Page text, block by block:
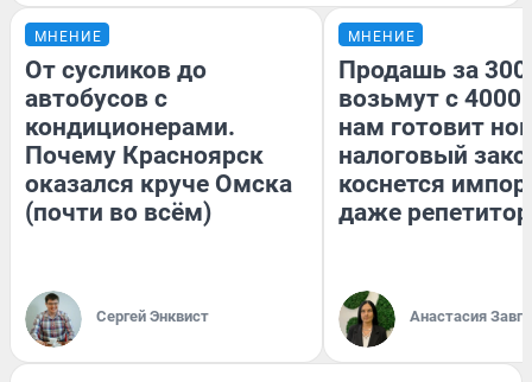
МНЕНИЕ
От сусликов до
автобусов с
кондиционерами.
Почему Красноярск
оказался круче Омска
(почти во всём)
Сергей Энквист
МНЕНИЕ
Продашь за
возьмут с
нам готовит
налоговый
коснется
даже
Анастасия